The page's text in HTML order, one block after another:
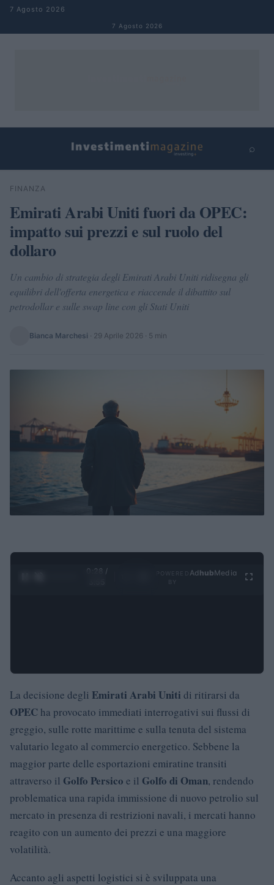
Salta al contenuto
7 Agosto 2026
7 Agosto 2026
⌕
Cerca
FINANZA
Emirati Arabi Uniti fuori da OPEC:
impatto sui prezzi e sul ruolo del
dollaro
Un cambio di strategia degli Emirati Arabi Uniti ridisegna gli
equilibri dell'offerta energetica e riaccende il dibattito sul
petrodollar e sulle swap line con gli Stati Uniti
Bianca Marchesi · 29 Aprile 2026 · 5 min
0:29 /
Ad hubMedia
La decisione degli Emirati Arabi Uniti di ritirarsi da
OPEC ha provocato immediati interrogativi sui flussi di
greggio, sulle rotte marittime e sulla tenuta del sistema
valutario legato al commercio energetico. Sebbene la
maggior parte delle esportazioni emiratine transiti
attraverso il Golfo Persico e il Golfo di Oman, rendendo
problematica una rapida immissione di nuovo petrolio sul
mercato in presenza di restrizioni navali, i mercati hanno
reagito con un aumento dei prezzi e una maggiore
volatilità.
Accanto agli aspetti logistici si è sviluppata una